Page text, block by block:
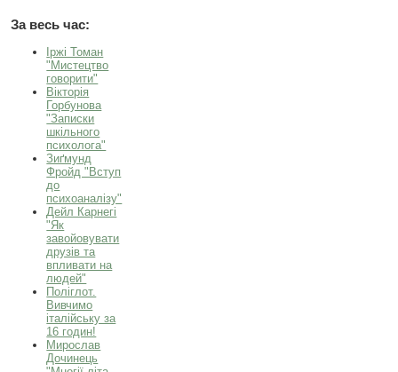
За весь час:
Іржі Томан
"Мистецтво
говорити"
Вікторія
Горбунова
"Записки
шкільного
психолога"
Зиґмунд
Фройд "Вступ
до
психоаналізу"
Дейл Карнегі
"Як
завойовувати
друзів та
впливати на
людей"
Поліглот.
Вивчимо
італійську за
16 годин!
Мирослав
Дочинець